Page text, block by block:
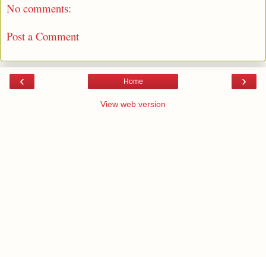
No comments:
Post a Comment
‹ ›
Home
View web version